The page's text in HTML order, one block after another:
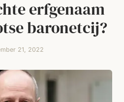
erfgenaam
baronetcij?
21, 2022